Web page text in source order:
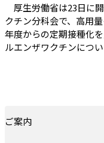
厚生労働省は23日に
クチン分科会で、高用
年度からの定期接種化
ルエンザワクチンにつ
ご案内